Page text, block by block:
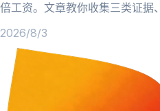
倍工资。文章教你收集三类证据
2026/8/3